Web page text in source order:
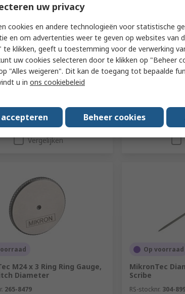
1705 Feeler Gauge, 20
304-9121
eenheid)
BTW) € 9,30/eenheid
Toevoegen
Vergelijken
RS-stocknr.265-
Fabrikantnummer
Subtotaal (1
€ 167,45(excl.
Aantal
M24 x 3 Ring Ring Gauge,
Diameter
265-8479
Op voorraad
MikronTec
Scribe
RS-stocknr. 304-
uw privacy
cookies en andere technologieën voor statistische
en om advertenties weer te geven op websites van
te klikken, geeft u toestemming voor de verwerking
uw cookies selecteren door te klikken op "Beheer
"Alles weigeren". Dit kan de toegang tot bepaalde
u in ons cookiebeleid
Beheer cookies